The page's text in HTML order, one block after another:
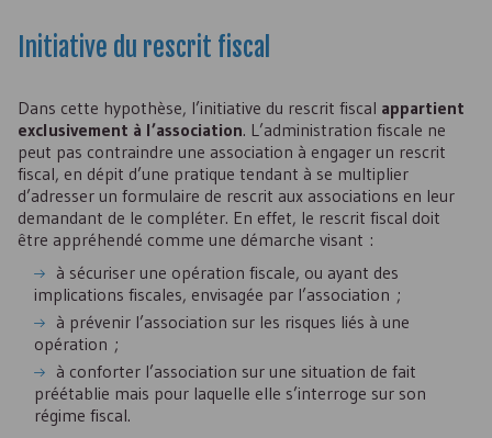
Initiative du rescrit fiscal
Dans cette hypothèse, l’initiative du rescrit fiscal appartient
exclusivement à l’association. L’administration fiscale ne
peut pas contraindre une association à engager un rescrit
fiscal, en dépit d’une pratique tendant à se multiplier
d’adresser un formulaire de rescrit aux associations en leur
demandant de le compléter. En effet, le rescrit fiscal doit
être appréhendé comme une démarche visant :
à sécuriser une opération fiscale, ou ayant des
implications fiscales, envisagée par l’association ;
à prévenir l’association sur les risques liés à une
opération ;
à conforter l’association sur une situation de fait
préétablie mais pour laquelle elle s’interroge sur son
régime fiscal.